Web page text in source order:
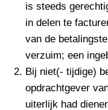
is steeds
in delen te
van de
verzuim; een
Bij niet(- tijdige)
opdrachtgever
uiterlijk had